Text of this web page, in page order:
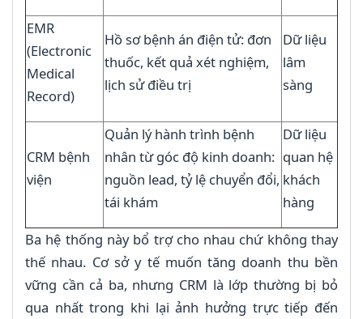
EMR
(Electronic
Medical
Record)
Hồ sơ bệnh án điện tử: đơn
thuốc, kết quả xét nghiệm,
lịch sử điều trị
Dữ liệu
lâm
sàng
CRM bệnh
viện
Quản lý hành trình bệnh
nhân từ góc độ kinh doanh:
nguồn lead, tỷ lệ chuyển đổi,
tái khám
Dữ liệu
quan hệ
khách
hàng
Ba hệ thống này bổ trợ cho nhau chứ không thay
thế nhau. Cơ sở y tế muốn tăng doanh thu bền
vững cần cả ba, nhưng CRM là lớp thường bị bỏ
qua nhất trong khi lại ảnh hưởng trực tiếp đến